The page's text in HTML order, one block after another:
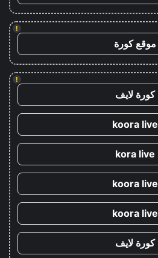
!
موقع كورة
!
كورة لايف
koora live
kora live
koora live
koora live
كورة لايف